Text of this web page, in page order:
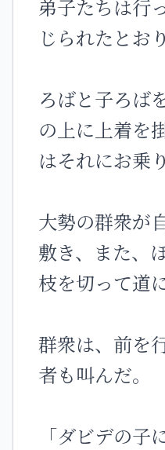
弟子たちは行
じられたとお
ろばと子ろば
の上に上着を
はそれにお乗
大勢の群衆が
敷き、また、
枝を切って道
群衆は、前を
者も叫んだ。
「ダビデの子